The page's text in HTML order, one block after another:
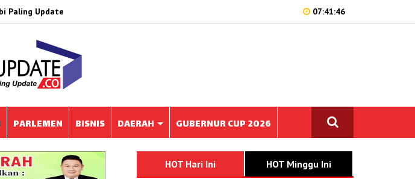
Paling Update 07:41:46
PARLEMEN BISNIS DAERAH GUBERNUR CUP 2026
HOT Hari Ini HOT Minggu Ini